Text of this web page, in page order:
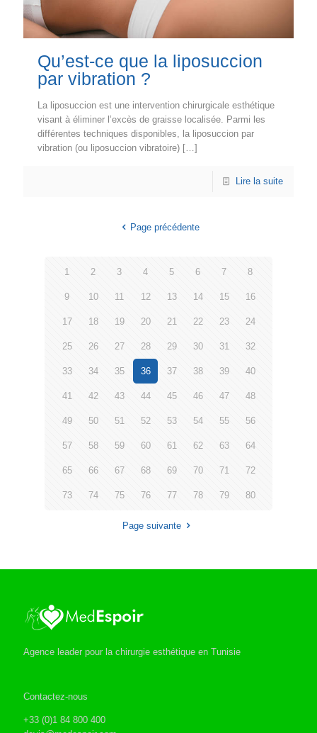
Qu’est-ce que la liposuccion
par vibration ?
La liposuccion est une intervention chirurgicale esthétique
visant à éliminer l’excès de graisse localisée. Parmi les
différentes techniques disponibles, la liposuccion par
vibration (ou liposuccion vibratoire) […]
Lire la suite
Page précédente
1 2 3 4 5 6 7 8
9 10 11 12 13 14 15 16
17 18 19 20 21 22 23 24
25 26 27 28 29 30 31 32
33 34 35 36 37 38 39 40
41 42 43 44 45 46 47 48
49 50 51 52 53 54 55 56
57 58 59 60 61 62 63 64
65 66 67 68 69 70 71 72
73 74 75 76 77 78 79 80
Page suivante
Agence leader pour la chirurgie esthétique en Tunisie
Contactez-nous
+33 (0)1 84 800 400